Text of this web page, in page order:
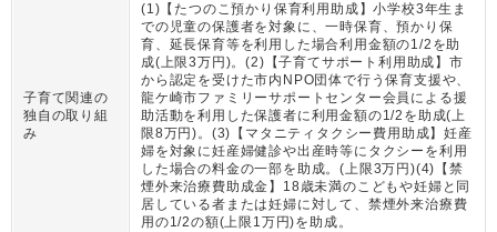
子育て関連の
独自の取り組
み
(1)【たつのこ預かり保育利用助成】小学校3年生ま
での児童の保護者を対象に、一時保育、預かり保
育、延長保育等を利用した場合利用金額の1/2を助
成(上限3万円)。(2)【子育てサポート利用助成】市
から認定を受けた市内NPO団体で行う保育支援や、
龍ケ崎市ファミリーサポートセンター会員による援
助活動を利用した保護者に利用金額の1/2を助成(上
限8万円)。(3)【マタニティタクシー費用助成】妊産
婦を対象に妊産婦健診や出産時等にタクシーを利用
した場合の料金の一部を助成。(上限3万円)(4)【禁
煙外来治療費助成金】18歳未満のこどもや妊婦と同
居している者または妊婦に対して、禁煙外来治療費
用の1/2の額(上限1万円)を助成。